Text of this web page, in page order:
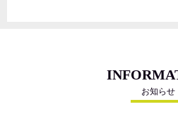
お知らせ